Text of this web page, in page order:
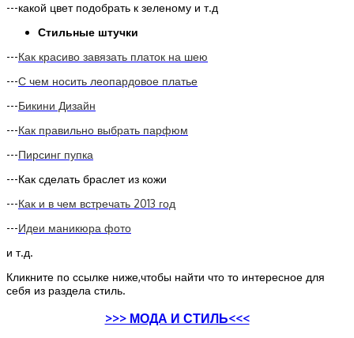
---какой цвет подобрать к зеленому и т.д
Стильные штучки
---Как красиво завязать платок на шею
---С чем носить леопардовое платье
---Бикини Дизайн
---Как правильно выбрать парфюм
---Пирсинг пупка
---Как сделать браслет из кожи
---Как и в чем встречать 2013 год
---Идеи маникюра фото
и т.д.
Кликните по ссылке ниже,чтобы найти что то интересное для
себя из раздела стиль.
>>> МОДА И СТИЛЬ<<<